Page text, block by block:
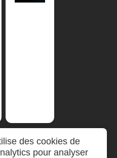
des cookies de
pour analyser